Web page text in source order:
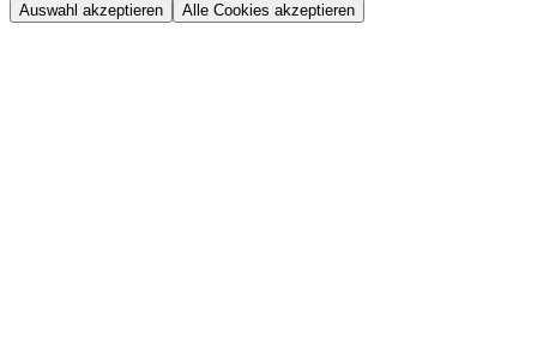
Auswahl akzeptieren Alle Cookies akzeptieren